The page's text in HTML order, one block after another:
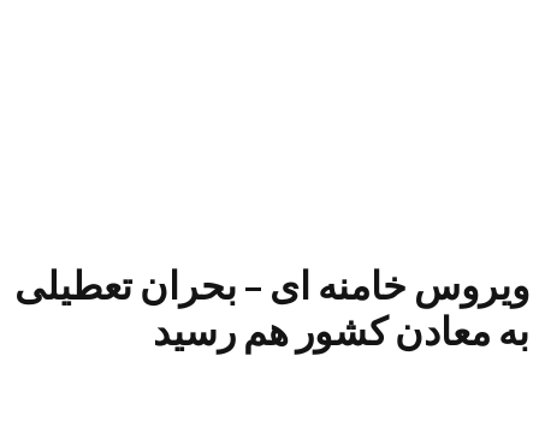
ویروس خامنه ای – بحران تعطیلی
به معادن کشور هم رسید